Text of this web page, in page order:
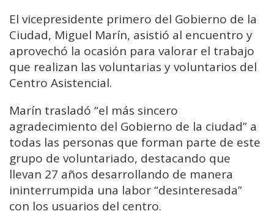
El vicepresidente primero del Gobierno de la
Ciudad, Miguel Marín, asistió al encuentro y
aprovechó la ocasión para valorar el trabajo
que realizan las voluntarias y voluntarios del
Centro Asistencial.
Marín trasladó “el más sincero
agradecimiento del Gobierno de la ciudad” a
todas las personas que forman parte de este
grupo de voluntariado, destacando que
llevan 27 años desarrollando de manera
ininterrumpida una labor “desinteresada”
con los usuarios del centro.